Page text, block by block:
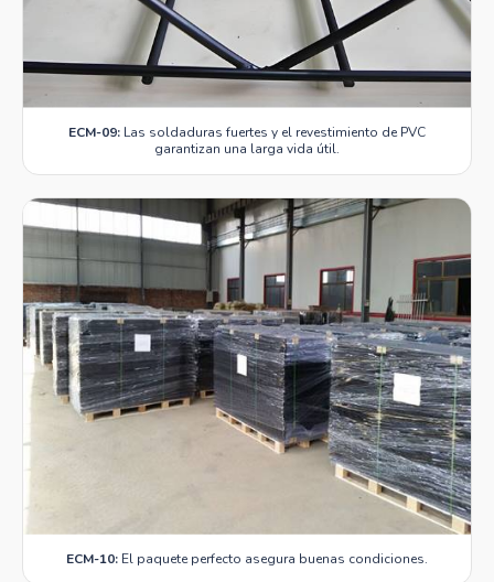
ECM-09: Las soldaduras fuertes y el revestimiento de PVC
garantizan una larga vida útil.
ECM-10: El paquete perfecto asegura buenas condiciones.